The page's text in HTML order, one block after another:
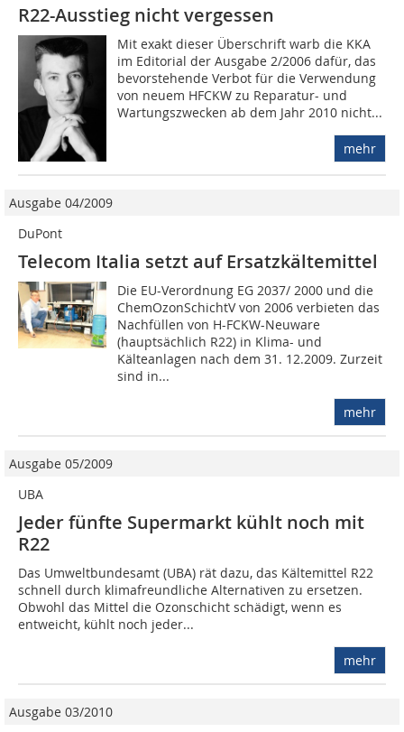
R22-Ausstieg nicht vergessen
Mit exakt dieser Überschrift warb die KKA
im Editorial der Ausgabe 2/2006 dafür, das
bevorstehende Verbot für die Verwendung
von neuem HFCKW zu Reparatur- und
Wartungszwecken ab dem Jahr 2010 nicht...
mehr
Ausgabe 04/2009
DuPont
Telecom Italia setzt auf Ersatzkältemittel
Die EU-Verordnung EG 2037/ 2000 und die
ChemOzonSchichtV von 2006 verbieten das
Nachfüllen von H-FCKW-Neuware
(hauptsächlich R22) in Klima- und
Kälteanlagen nach dem 31. 12.2009. Zurzeit
sind in...
mehr
Ausgabe 05/2009
UBA
Jeder fünfte Supermarkt kühlt noch mit
R22
Das Umweltbundesamt (UBA) rät dazu, das Kältemittel R22
schnell durch klimafreundliche Alternativen zu ersetzen.
Obwohl das Mittel die Ozonschicht schädigt, wenn es
entweicht, kühlt noch jeder...
mehr
Ausgabe 03/2010